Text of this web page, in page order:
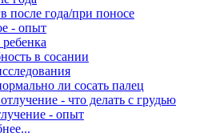
после года/при поносе
- опыт
в сосании
ли сосать палец
отлучение - что делать с грудью
- опыт